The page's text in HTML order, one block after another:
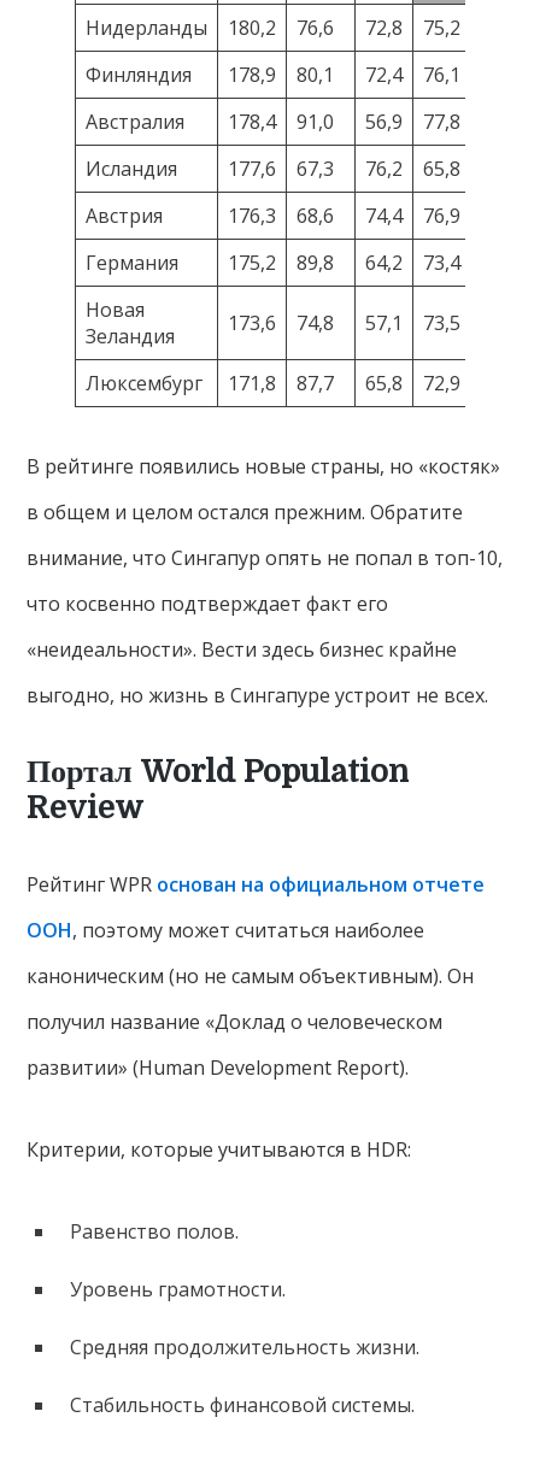
Нидерланды
180,2 76,6 72,8 75,2
Финляндия
178,9 80,1 72,4 76,1
Австралия
178,4 91,0 56,9 77,8
Исландия
177,6 67,3 76,2 65,8
Австрия
176,3 68,6 74,4 76,9
Германия
175,2 89,8 64,2 73,4
Новая
Зеландия
173,6 74,8 57,1 73,5
Люксембург 171,8 87,7 65,8 72,9
В рейтинге появились новые страны, но «костяк»
в общем и целом остался прежним. Обратите
внимание, что Сингапур опять не попал в топ-10,
что косвенно подтверждает факт его
«неидеальности». Вести здесь бизнес крайне
выгодно, но жизнь в Сингапуре устроит не всех.
Портал World Population
Review
Рейтинг WPR основан на официальном отчете
ООН, поэтому может считаться наиболее
каноническим (но не самым объективным). Он
получил название «Доклад о человеческом
развитии» (Human Development Report).
Критерии, которые учитываются в HDR:
Равенство полов.
Уровень грамотности.
Средняя продолжительность жизни.
Стабильность финансовой системы.